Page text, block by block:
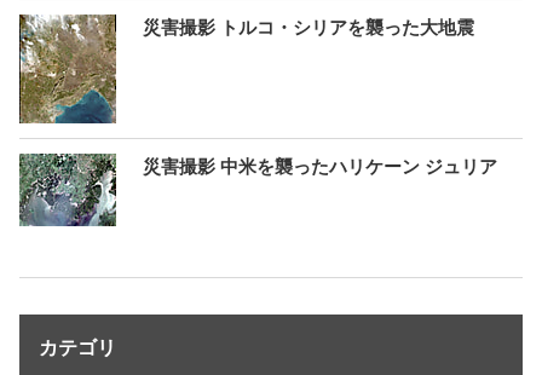
災害撮影 トルコ・シリアを襲った大地震
災害撮影 中米を襲ったハリケーン ジュリア
カテゴリ